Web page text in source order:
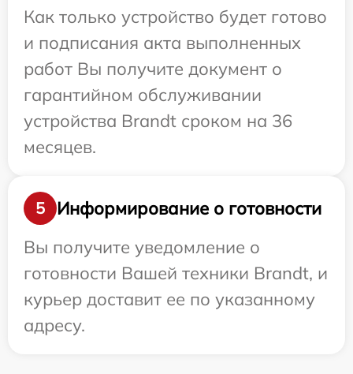
Как только устройство будет готово
и подписания акта выполненных
работ Вы получите документ о
гарантийном обслуживании
устройства Brandt сроком на 36
месяцев.
5
Информирование о готовности
Вы получите уведомление о
готовности Вашей техники Brandt, и
курьер доставит ее по указанному
адресу.